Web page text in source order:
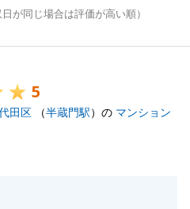
が同じ場合は評価が高い順）
5
田区 （半蔵門駅）の マンション